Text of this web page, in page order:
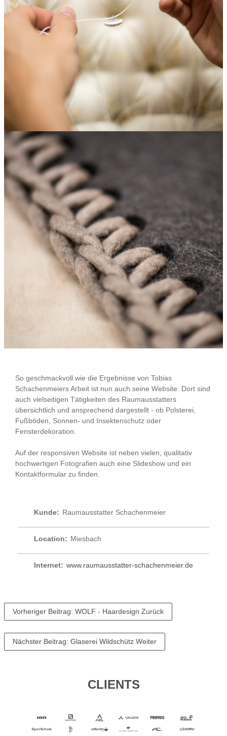
So geschmackvoll wie die Ergebnisse von Tobias
Schachenmeiers Arbeit ist nun auch seine Website. Dort sind
auch vielseitigen Tätigkeiten des Raumausstatters
übersichtlich und ansprechend dargestellt - ob Polsterei,
Fußböden, Sonnen- und Insektenschutz oder
Fensterdekoration.
Auf der responsiven Website ist neben vielen, qualitativ
hochwertigen Fotografien auch eine Slideshow und ein
Kontaktformular zu finden.
Kunde: Raumausstatter Schachenmeier
Location: Miesbach
Internet: www.raumausstatter-schachenmeier.de
Vorheriger Beitrag: WOLF - Haardesign Zurück
Nächster Beitrag: Glaserei Wildschütz Weiter
CLIENTS